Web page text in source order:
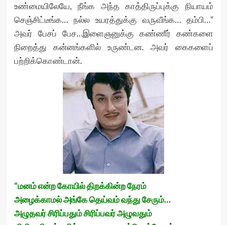
உண்மையிலேயே, நீங்க அந்த காத்திருப்புக்கு நியாயம்
செஞ்சிட்டீங்க… நல்ல உயரத்துக்கு வருவீங்க… தம்பி…”
அவர் பேசப் பேச…இளைஞனுக்கு கண்ணீர் கண்களை
நிறைத்து கன்னங்களில் உருண்டன. அவர் கைகளைப்
பற்றிக்கொண்டான்.
“மனம் என்ற கோயில் திறக்கின்ற நேரம்
அழைக்காமல் அங்கே தெய்வம் வந்து சேரும்…
அழுதவர் சிரிப்பதும் சிரிப்பவர் அழுவதும்